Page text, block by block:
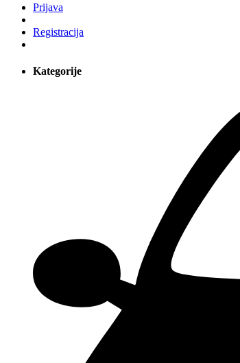
Prijava
Registracija
Kategorije